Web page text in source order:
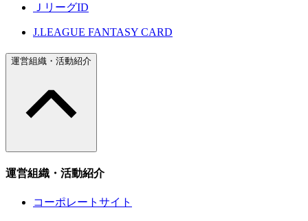
ＪリーグID
J.LEAGUE FANTASY CARD
運営組織・活動紹介
運営組織・活動紹介
コーポレートサイト